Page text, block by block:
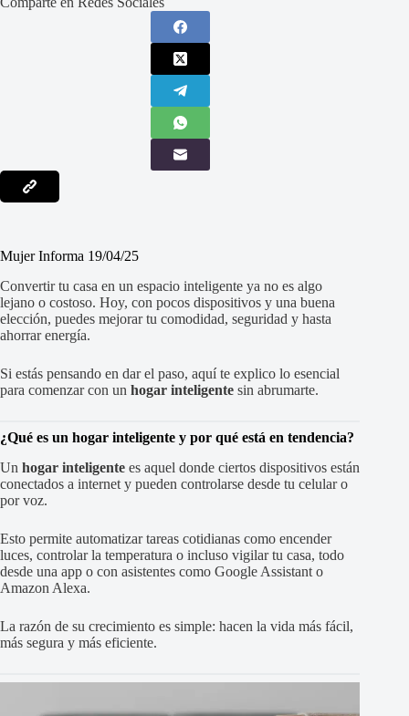
Mujer Informa 19/04/25
Convertir tu casa en un espacio inteligente ya no es algo
lejano o costoso. Hoy, con pocos dispositivos y una buena
elección, puedes mejorar tu comodidad, seguridad y hasta
ahorrar energía.
Si estás pensando en dar el paso, aquí te explico lo esencial
para comenzar con un hogar inteligente sin abrumarte.
¿Qué es un hogar inteligente y por qué está en tendencia?
Un hogar inteligente es aquel donde ciertos dispositivos están
conectados a internet y pueden controlarse desde tu celular o
por voz.
Esto permite automatizar tareas cotidianas como encender
luces, controlar la temperatura o incluso vigilar tu casa, todo
desde una app o con asistentes como Google Assistant o
Amazon Alexa.
La razón de su crecimiento es simple: hacen la vida más fácil,
más segura y más eficiente.